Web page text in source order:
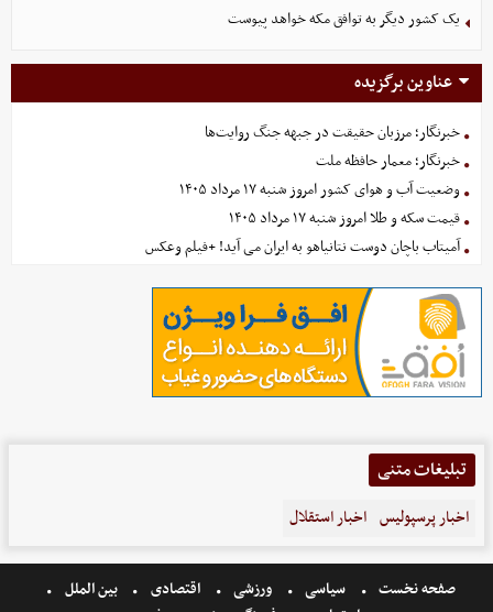
یک کشور دیگر به توافق مکه خواهد پیوست
عناوین برگزیده
خبرنگار؛ مرزبان حقیقت در جبهه جنگ روایت‌ها
خبرنگار؛ معمار حافظه ملت
وضعیت آب و هوای کشور امروز شنبه ۱۷ مرداد ۱۴۰۵
قیمت سکه و طلا امروز شنبه ۱۷ مرداد ۱۴۰۵
آمیتاب باچان دوست نتانیاهو به ایران می آید! +فیلم وعکس
تبلیغات متنی
اخبار پرسپولیس اخبار استقلال
صفحه نخست سیاسی ورزشی اقتصادی
بین الملل